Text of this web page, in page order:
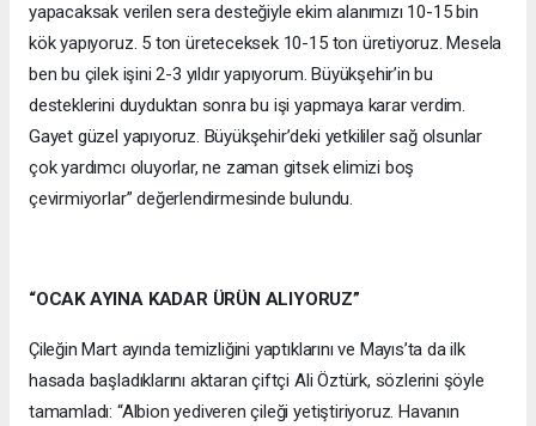
yapacaksak verilen sera desteğiyle ekim alanımızı 10-15 bin
kök yapıyoruz. 5 ton üreteceksek 10-15 ton üretiyoruz. Mesela
ben bu çilek işini 2-3 yıldır yapıyorum. Büyükşehir’in bu
desteklerini duyduktan sonra bu işi yapmaya karar verdim.
Gayet güzel yapıyoruz. Büyükşehir’deki yetkililer sağ olsunlar
çok yardımcı oluyorlar, ne zaman gitsek elimizi boş
çevirmiyorlar” değerlendirmesinde bulundu.
“OCAK AYINA KADAR ÜRÜN ALIYORUZ”
Çileğin Mart ayında temizliğini yaptıklarını ve Mayıs’ta da ilk
hasada başladıklarını aktaran çiftçi Ali Öztürk, sözlerini şöyle
tamamladı: “Albion yediveren çileği yetiştiriyoruz. Havanın